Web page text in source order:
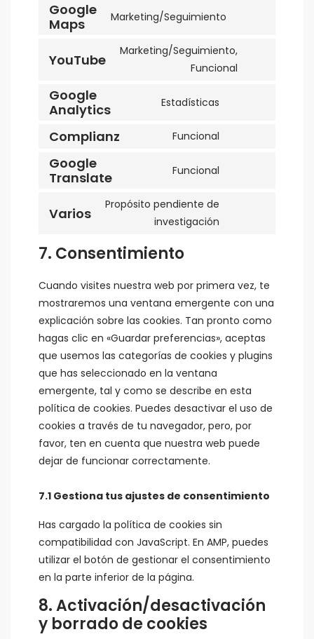
Google
Maps
Marketing/Seguimiento
service
google-
YouTube
Marketing/Seguimiento,
Funcional
Google
Analytics
Estadísticas
Complianz Funcional
Google
Translate
Funcional
Varios
Propósito pendiente de
investigación
7. Consentimiento
Cuando visites nuestra web por primera vez, te
mostraremos una ventana emergente con una
explicación sobre las cookies. Tan pronto como
hagas clic en «Guardar preferencias», aceptas
que usemos las categorías de cookies y plugins
que has seleccionado en la ventana
emergente, tal y como se describe en esta
política de cookies. Puedes desactivar el uso de
cookies a través de tu navegador, pero, por
favor, ten en cuenta que nuestra web puede
dejar de funcionar correctamente.
7.1 Gestiona tus ajustes de consentimiento
Has cargado la política de cookies sin
compatibilidad con JavaScript. En AMP, puedes
utilizar el botón de gestionar el consentimiento
en la parte inferior de la página.
8. Activación/desactivación
y borrado de cookies